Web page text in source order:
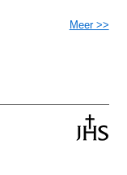
Meer >>